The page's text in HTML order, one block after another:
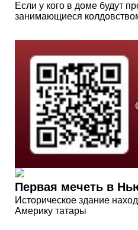
Если у кого в доме будут
занимающиеся
Первая мечеть в
Историческое здание
Америку татары